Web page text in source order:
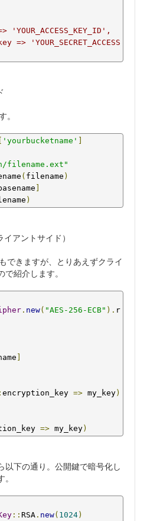
'YOUR_SECRET_ACCESS
。
'yourbucketname'
filename.ext"
( filename )
)
アントサイド）
できますが、とりあえずクライ
紹介します。
. new( "AES-256-ECB" ). r
: encryption_key => my_key)
=> my_key)
以下の通り。公開鍵で暗号化し
:: RSA . new( 1024)